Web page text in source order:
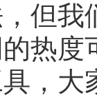
但
热
，大